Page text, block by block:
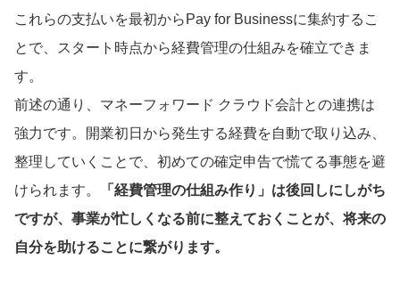
これらの支払いを最初からPay for Businessに集約するこ
とで、スタート時点から経費管理の仕組みを確立できま
す。
前述の通り、マネーフォワード クラウド会計との連携は
強力です。開業初日から発生する経費を自動で取り込み、
整理していくことで、初めての確定申告で慌てる事態を避
けられます。
「経費管理の仕組み作り」は後回しにしがち
ですが、事業が忙しくなる前に整えておくことが、将来の
自分を助けることに繋がります。